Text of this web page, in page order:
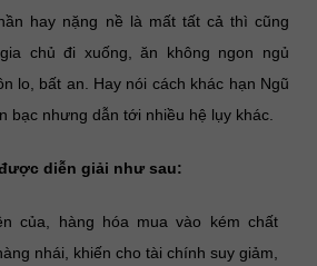
hay nặng nề là mất tất cả thì cũng
chủ đi xuống, ăn không ngon ngủ
lo, bất an. Hay nói cách khác hạn Ngũ
bạc nhưng dẫn tới nhiều hệ lụy khác.
diễn giải như sau:
của, hàng hóa mua vào kém chất
nhái, khiến cho tài chính suy giảm,